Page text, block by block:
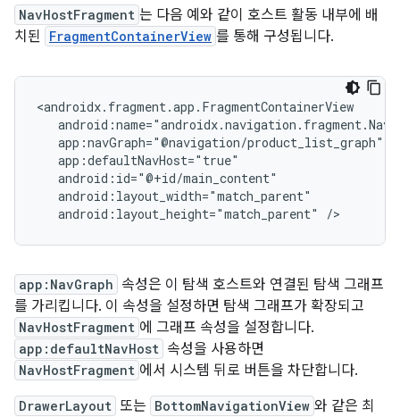
NavHostFragment 는 다음 예와 같이 호스트 활동 내부에 배
치된
FragmentContainerView 를 통해 구성됩니다.
android:layout_height="match_parent"
app:NavGraph 속성은 이 탐색 호스트와 연결된 탐색 그래프
를 가리킵니다. 이 속성을 설정하면 탐색 그래프가 확장되고
NavHostFragment 에 그래프 속성을 설정합니다.
app:defaultNavHost 속성을 사용하면
NavHostFragment 에서 시스템 뒤로 버튼을 차단합니다.
DrawerLayout 또는 BottomNavigationView 와 같은 최